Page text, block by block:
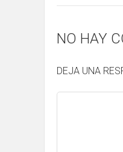
NO HAY
DEJA UNA